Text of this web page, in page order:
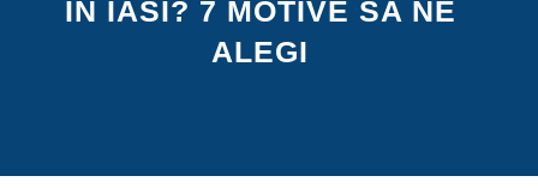
IN IASI? 7 MOTIVE SA NE
ALEGI